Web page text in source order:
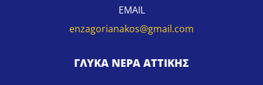
EMAIL
enzagorianakos@gmail.com
ΓΛΥΚΑ ΝΕΡΑ ΑΤΤΙΚΗΣ